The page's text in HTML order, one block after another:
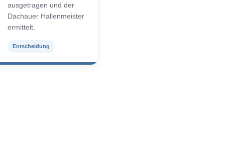
ausgetragen und der
Dachauer Hallenmeister
ermittelt.
Entscheidung